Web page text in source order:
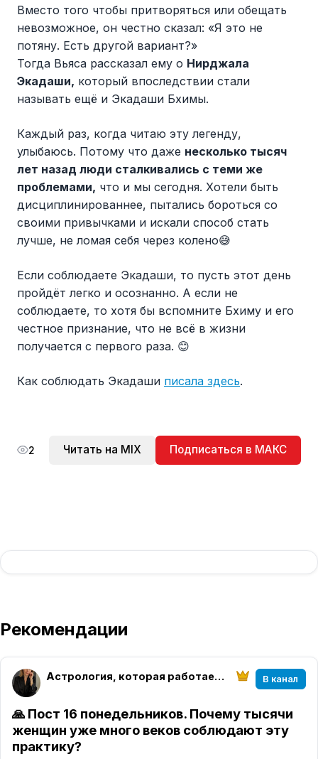
Вместо того чтобы притворяться или обещать
невозможное, он честно сказал: «Я это не
потяну. Есть другой вариант?»
Тогда Вьяса рассказал ему о Нирджала
Экадаши, который впоследствии стали
называть ещё и Экадаши Бхимы.
Каждый раз, когда читаю эту легенду,
улыбаюсь. Потому что даже несколько тысяч
лет назад люди сталкивались с теми же
проблемами, что и мы сегодня. Хотели быть
дисциплинированнее, пытались бороться со
своими привычками и искали способ стать
лучше, не ломая себя через колено😅
Если соблюдаете Экадаши, то пусть этот день
пройдёт легко и осознанно. А если не
соблюдаете, то хотя бы вспомните Бхиму и его
честное признание, что не всё в жизни
получается с первого раза. 😊
Как соблюдать Экадаши писала здесь.
2 Читать на MIX Подписаться в МАКС
Рекомендации
Астрология, которая работает | Елена Розова В канал
🙏 Пост 16 понедельников. Почему тысячи
женщин уже много веков соблюдают эту
практику?